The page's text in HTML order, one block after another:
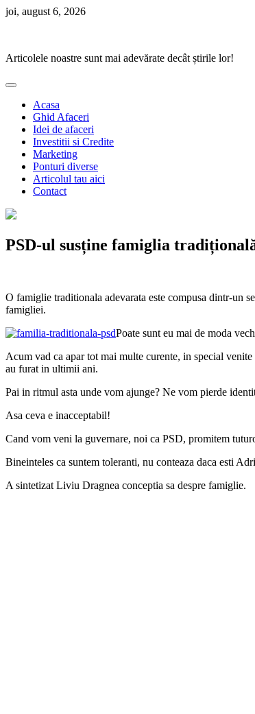
Skip
joi, august 6, 2026
Articolele noastre sunt mai adevărate decât știrile lor!
Acasa
Ghid Afaceri
Idei de afaceri
Investitii si Credite
Marketing
Ponturi diverse
Articolul tau aici
Contact
PSD-ul susține famiglia
O famiglie traditionala adevarata este compusa dintr-un
famigliei.
Poate sunt eu mai de moda
Acum vad ca apar tot mai multe curente, in special
au furat in ultimii ani.
Pai in ritmul asta unde vom ajunge? Ne vom pierde
Asa ceva e inacceptabil!
Cand vom veni la guvernare, noi ca PSD, promitem
Bineinteles ca suntem toleranti, nu conteaza daca esti
A sintetizat Liviu Dragnea conceptia sa despre famiglie.